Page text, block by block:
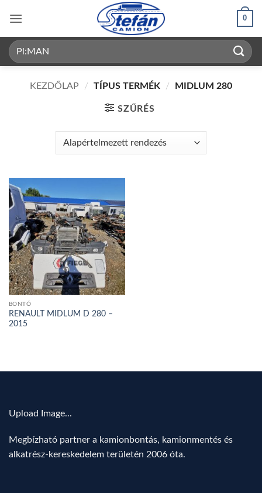
content
0
Keresés
a
KEZDŐLAP / TÍPUS TERMÉK / MIDLUM 280
SZŰRÉS
BONTÓ
RENAULT MIDLUM D 280 –
2015
Upload Image...
Megbízható partner a kamionbontás, kamionmentés és
alkatrész-kereskedelem területén 2006 óta.